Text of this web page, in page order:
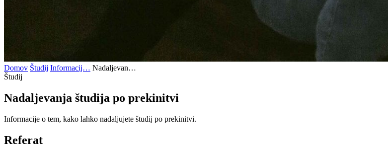
Domov Študij Informacij… Nadaljevan…
Študij
Nadaljevanja študija po prekinitvi
Informacije o tem, kako lahko nadaljujete študij po prekinitvi.
Referat